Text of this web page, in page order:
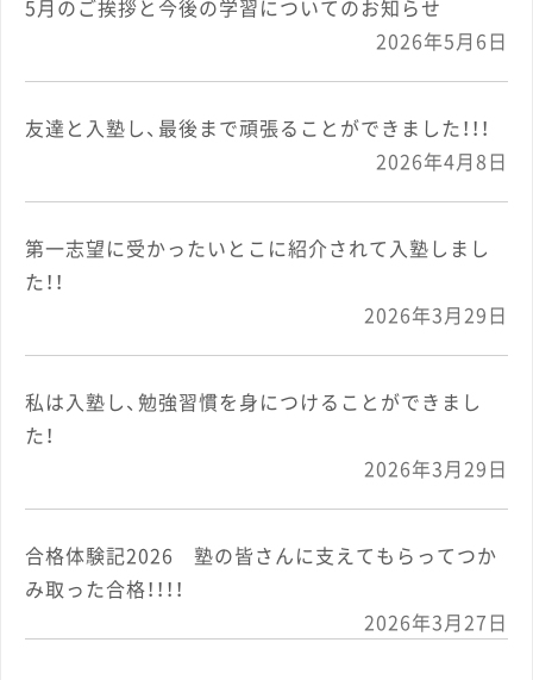
5月のご挨拶と今後の学習についてのお知らせ
2026年5月6日
友達と入塾し、最後まで頑張ることができました！！！
2026年4月8日
第一志望に受かったいとこに紹介されて入塾しまし
た！！
2026年3月29日
私は入塾し、勉強習慣を身につけることができまし
た！
2026年3月29日
合格体験記2026 塾の皆さんに支えてもらってつか
み取った合格！！！！
2026年3月27日